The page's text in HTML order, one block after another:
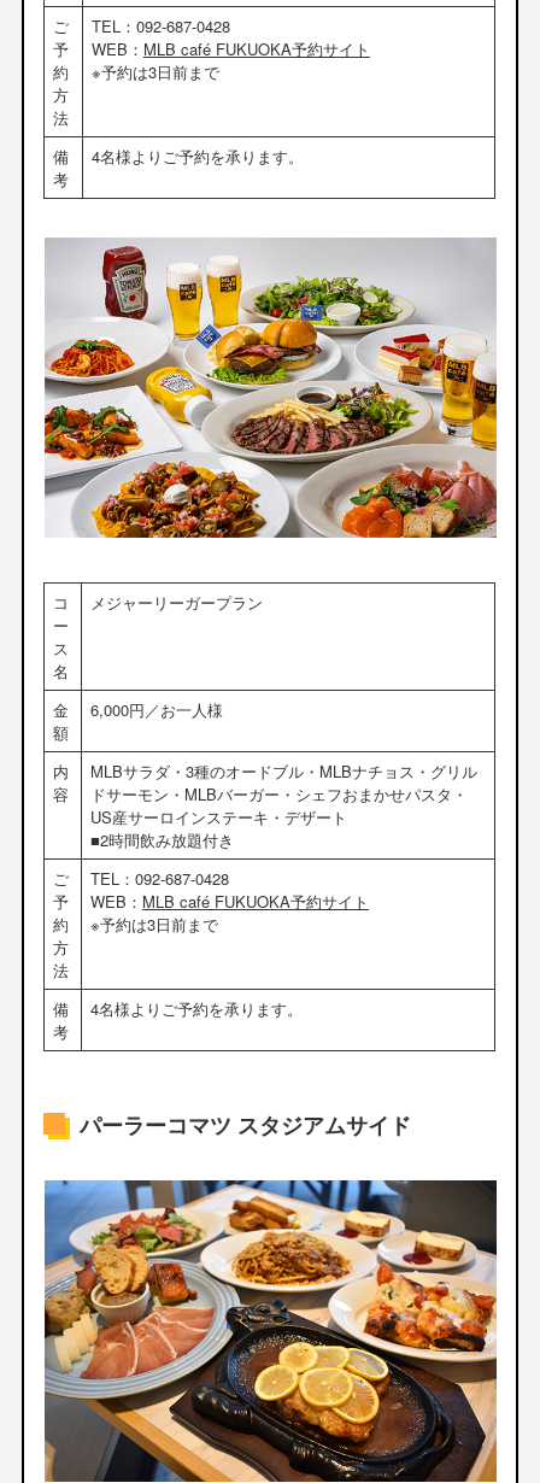
ご
予
約
方
法
TEL：092-687-0428
WEB： MLB café FUKUOKA予約サイト
※予約は3日前まで
備
考
4名様よりご予約を承ります。
コ
ー
ス
名
メジャーリーガープラン
金
額
6,000円／お一人様
内
容
MLBサラダ・3種のオードブル・MLBナチョス・グリル
ドサーモン・MLBバーガー・シェフおまかせパスタ・
US産サーロインステーキ・デザート
■2時間飲み放題付き
ご
予
約
方
法
TEL：092-687-0428
WEB： MLB café FUKUOKA予約サイト
※予約は3日前まで
備
考
4名様よりご予約を承ります。
パーラーコマツ スタジアムサイド